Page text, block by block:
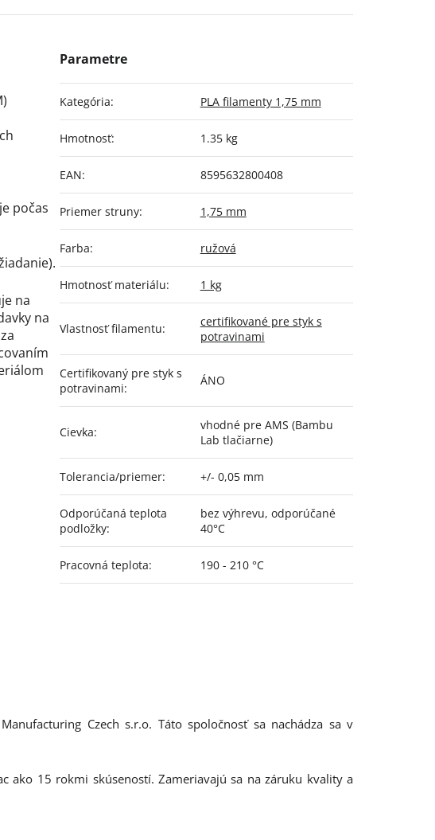
počas
na
na
Kategória: PLA filamenty 1,75 mm
Hmotnosť: 1.35 kg
EAN: 8595632800408
Priemer struny: 1,75 mm
Farba: ružová
Hmotnosť materiálu: 1 kg
Vlastnosť filamentu:
certifikované pre styk s
potravinami
Certifikovaný pre styk s
potravinami:
ÁNO
Cievka:
vhodné pre AMS (Bambu
Lab tlačiarne)
Tolerancia/priemer: +/- 0,05 mm
Odporúčaná teplota
podložky:
bez výhrevu, odporúčané
40°C
Pracovná teplota: 190 - 210 °C
Czech s.r.o. Táto spoločnosť sa nachádza sa v
ako 15 rokmi skúseností. Zameriavajú sa na záruku kvality a